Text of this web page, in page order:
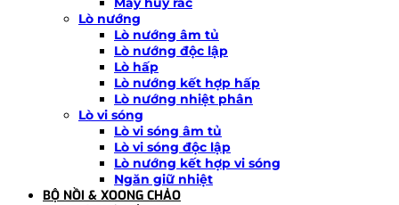
Lò nướng
Lò nướng âm tủ
Lò nướng độc lập
Lò hấp
Lò nướng kết hợp hấp
Lò nướng nhiệt phân
Lò vi sóng
Lò vi sóng âm tủ
Lò vi sóng độc lập
Lò nướng kết hợp vi sóng
Ngăn giữ nhiệt
BỘ NỒI & XOONG CHẢO